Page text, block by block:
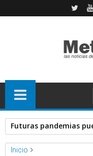
Futuras pandemias
Inicio